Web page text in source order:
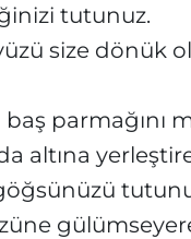
tutunuz.
size dönük
parmağını
da altına